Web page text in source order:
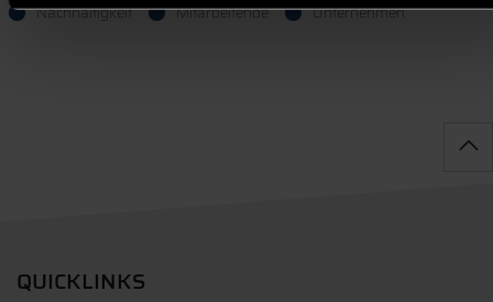
Nachhaltigkeit Mitarbeitende Unternehmen
QUICKLINKS